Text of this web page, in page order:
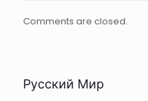
Comments are closed.
Русский Мир